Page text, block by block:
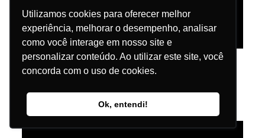
Utilizamos cookies para oferecer melhor
experiência, melhorar o desempenho, analisar
como você interage em nosso site e
personalizar conteúdo. Ao utilizar este site, você
concorda com o uso de cookies.
Ok, entendi!
Melhor Case de Marketing e Vendas da RD
Station em 2023 – Resultados da Agência
PHD Virtual